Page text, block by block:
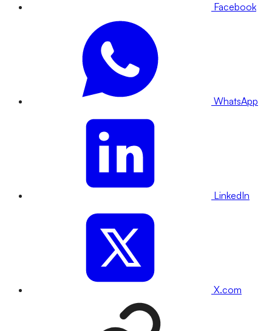
Facebook
WhatsApp
LinkedIn
X.com